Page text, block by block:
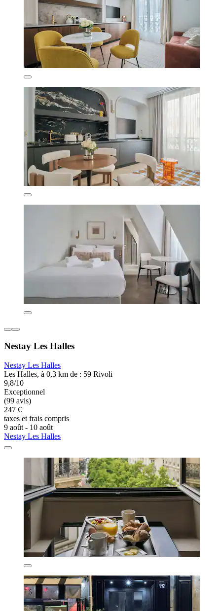
Nestay Les Halles
Nestay Les Halles
Les Halles, à 0,3 km de : 59 Rivoli
9,8/10
Exceptionnel
(99 avis)
247 €
taxes et frais compris
9 août - 10 août
Nestay Les Halles